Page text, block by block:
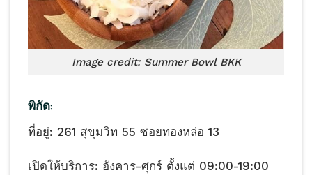
Image credit: Summer Bowl BKK
พิกัด:
ที่อยู่: 261 สุขุมวิท 55 ซอยทองหล่อ 13
เปิดให้บริการ: อังคาร-ศุกร์ ตั้งแต่ 09:00-19:00